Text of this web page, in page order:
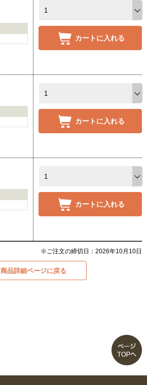
カートに入れる
カートに入れる
カートに入れる
※ご注文の締切日：2026年10月10日
商品詳細ページに戻る